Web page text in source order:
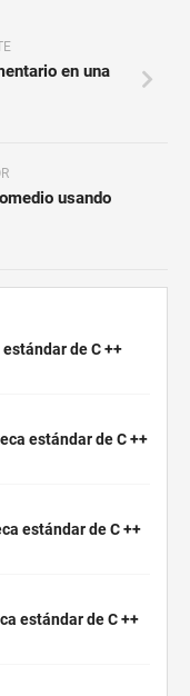
en una
usando
de C ++
estándar de C ++
estándar de C ++
estándar de C ++